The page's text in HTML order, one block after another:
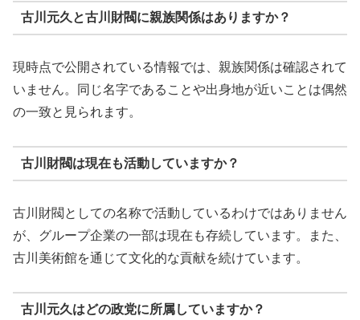
古川元久と古川財閥に親族関係はありますか？
現時点で公開されている情報では、親族関係は確認されて
いません。同じ名字であることや出身地が近いことは偶然
の一致と見られます。
古川財閥は現在も活動していますか？
古川財閥としての名称で活動しているわけではありません
が、グループ企業の一部は現在も存続しています。また、
古川美術館を通じて文化的な貢献を続けています。
古川元久はどの政党に所属していますか？